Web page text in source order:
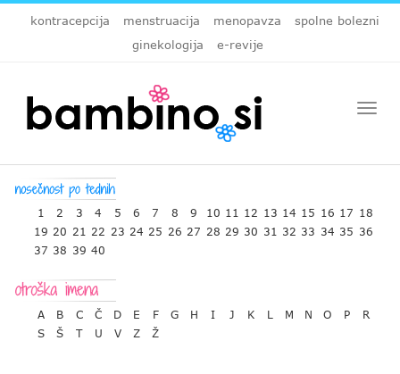
kontracepcija menstruacija menopavza
spolne bolezni
ginekologija
e-revije
1 2 3 4 5 6 7 8 9 10 11 12 13 14 15 16 17 18
19 20 21 22 23 24 25 26 27 28 29 30 31 32 33 34 35 36
37 38 39 40
A B C Č D E F G H I J K L M N O P
R
S
Š T U V Z Ž